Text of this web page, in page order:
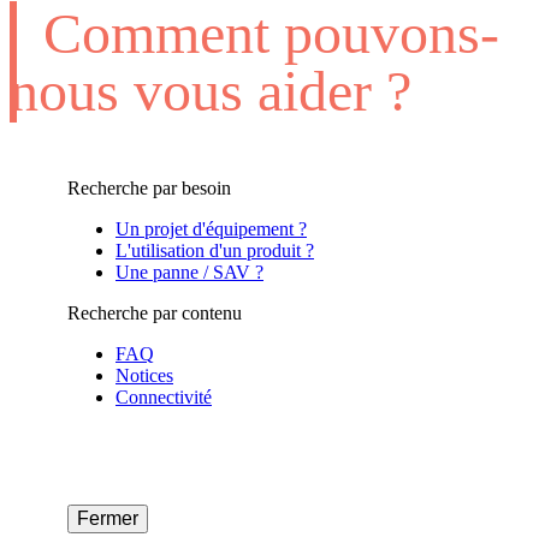
Comment pouvons-
nous vous aider ?
Recherche par besoin
Un projet d'équipement ?
L'utilisation d'un produit ?
Une panne / SAV ?
Recherche par contenu
FAQ
Notices
Connectivité
Fermer